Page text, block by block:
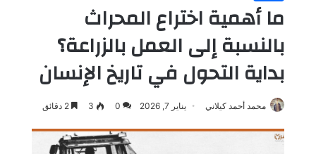
ما أهمية اختراع المحراث
بالنسبة إلى العمل بالزراعة؟
بداية التحول في تاريخ الإنسان
محمد أحمد كيلاني يناير 7, 2026 0
3